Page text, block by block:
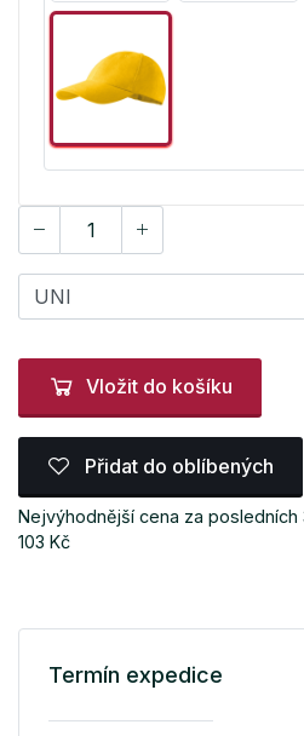
Vložit do košíku
Přidat do oblíbených
Nejvýhodnější cena za
103 Kč
Termín expedice